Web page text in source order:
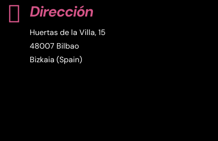
 Dirección
Huertas de la Villa, 15
48007 Bilbao
Bizkaia (Spain)